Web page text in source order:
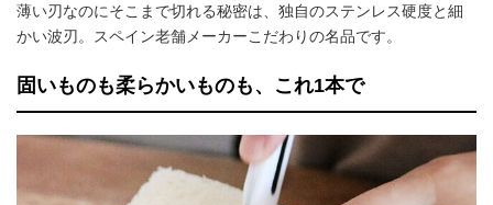
薄い刃なのにそこまで切れる秘密は、独自のステンレス硬度と細
かい波刃。スペイン老舗メーカーこだわりの名品です。
固いものも柔らかいものも、これ1本で